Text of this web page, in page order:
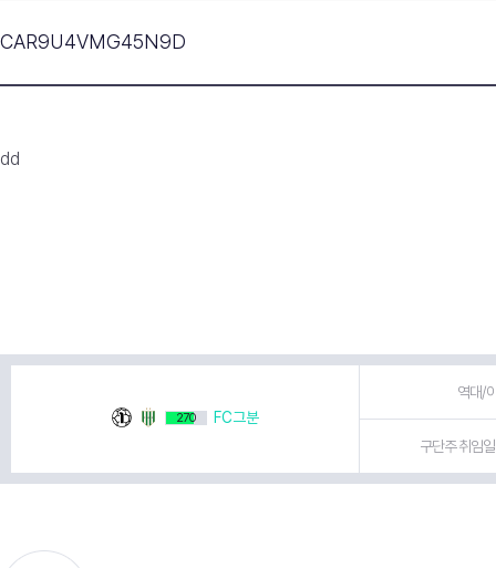
CAR9U4VMG45N9D
dd
270 FC그분
역대/
구단주 취임일